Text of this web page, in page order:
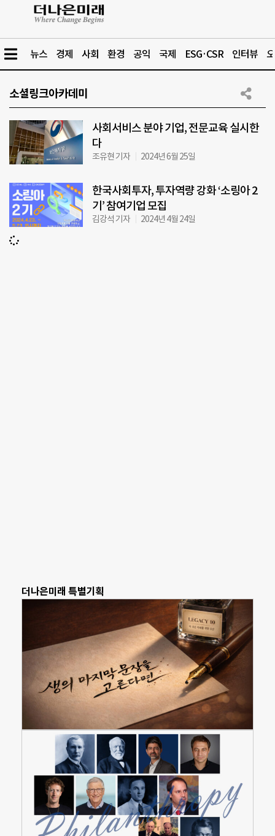
뉴스 경제 사회 환경 공익 국제 ESG·CSR 인터뷰
소셜링크아카데미
사회서비스 분야 기업, 전문교육 실시한
다
조유현 기자 2024년 6월 25일
한국사회투자, 투자역량 강화 ‘소링아 2
기’ 참여기업 모집
김강석 기자 2024년 4월 24일
더나은미래 특별기획